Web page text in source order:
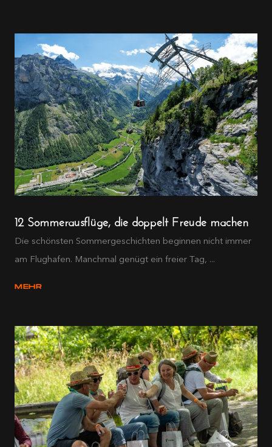
12 Sommerausflüge, die doppelt Freude machen
Die schönsten Sommergeschichten beginnen nicht immer
am Flughafen. Manchmal genügt ein freier Tag, ...
MEHR